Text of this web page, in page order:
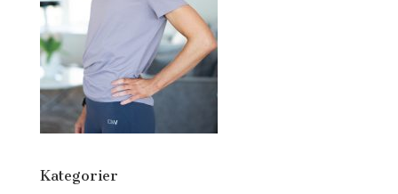
Kategorier